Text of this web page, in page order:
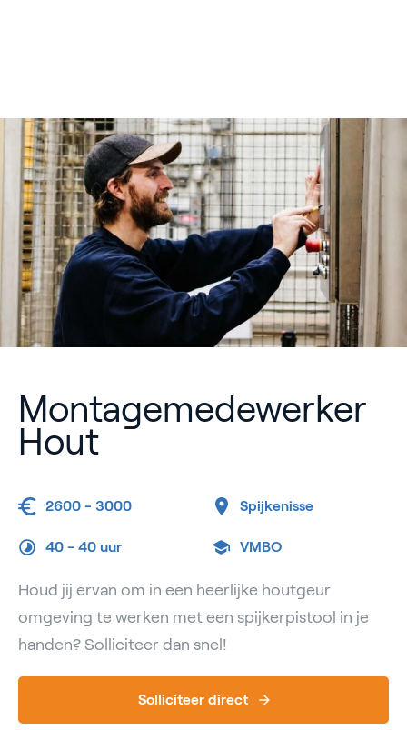
Montagemedewerker
Hout
2600 - 3000 Spijkenisse
40 - 40 uur VMBO
Houd jij ervan om in een heerlijke houtgeur
omgeving te werken met een spijkerpistool in je
handen? Solliciteer dan snel!
Solliciteer direct